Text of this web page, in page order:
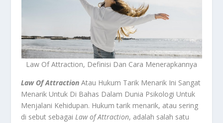
Law Of Attraction, Definisi Dan Cara Menerapkannya
Law Of Attraction Atau Hukum Tarik Menarik Ini Sangat
Menarik Untuk Di Bahas Dalam Dunia Psikologi Untuk
Menjalani Kehidupan. Hukum tarik menarik, atau sering
di sebut sebagaiLaw of Attraction, adalah salah satu